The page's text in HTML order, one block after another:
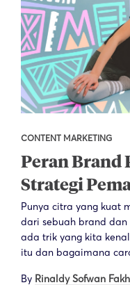
CONTENT MARKETING
Peran Brand
Strategi
Punya citra yang kuat
dari sebuah brand dan
ada trik yang kita
itu dan bagaimana
By Rinaldy Sofwan